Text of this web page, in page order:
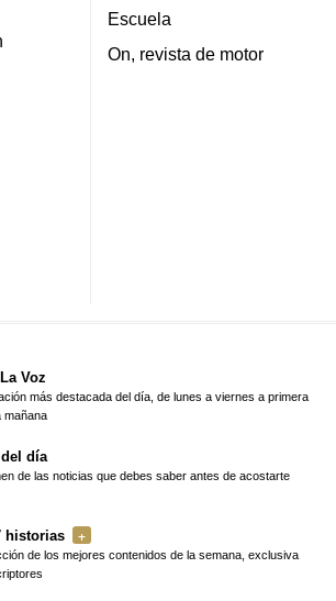
Escuela
On, revista de motor
Voz
más destacada del día, de lunes a viernes a primera
mañana
día
de las noticias que debes saber antes de acostarte
historias
de los mejores contenidos de la semana, exclusiva